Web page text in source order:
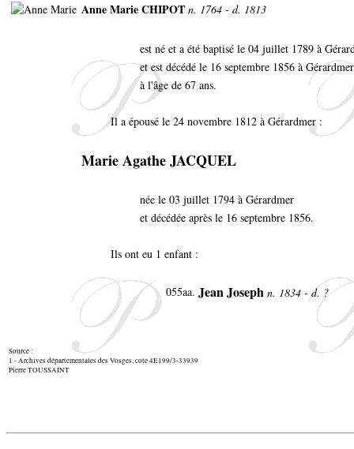
Anne Marie CHIPOT n. 1764 - d. 1813
est né et a été baptisé le 04 juillet 1789 à
et est décédé le 16 septembre 1856 à Gérardmer
à l'âge de 67 ans.
Il a épousé le 24 novembre 1812 à Gérardmer :
Marie Agathe JACQUEL
née le 03 juillet 1794 à Gérardmer
et décédée après le 16 septembre 1856.
Ils ont eu 1 enfant :
055aa. Jean Joseph n. 1834 - d. ?
Source :
1 - Archives départementales des Vosges, cote 4E199/3-33939
Pierre TOUSSAINT